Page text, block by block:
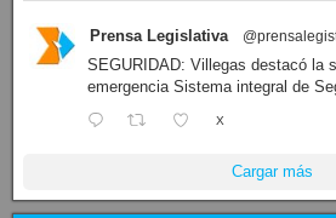
Prensa Legislativa
SEGURIDAD: Villegas destacó la
emergencia Sistema integral de
X
Cargar más